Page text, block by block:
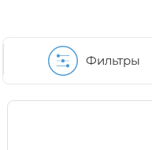
Фильтры